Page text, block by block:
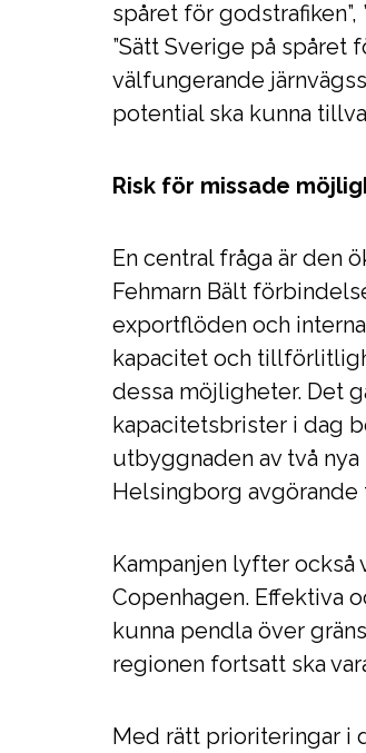
spåret för
”Sätt Sverige på
välfungerande
potential ska kunna
Risk för missade
En central fråga är den
Fehmarn Bält
exportflöden och
kapacitet och
dessa möjligheter. Det
kapacitetsbrister i dag
utbyggnaden av två
Helsingborg
Kampanjen lyfter också
Copenhagen. Effektiva
kunna pendla över
regionen fortsatt ska
Med rätt prioriteringar i